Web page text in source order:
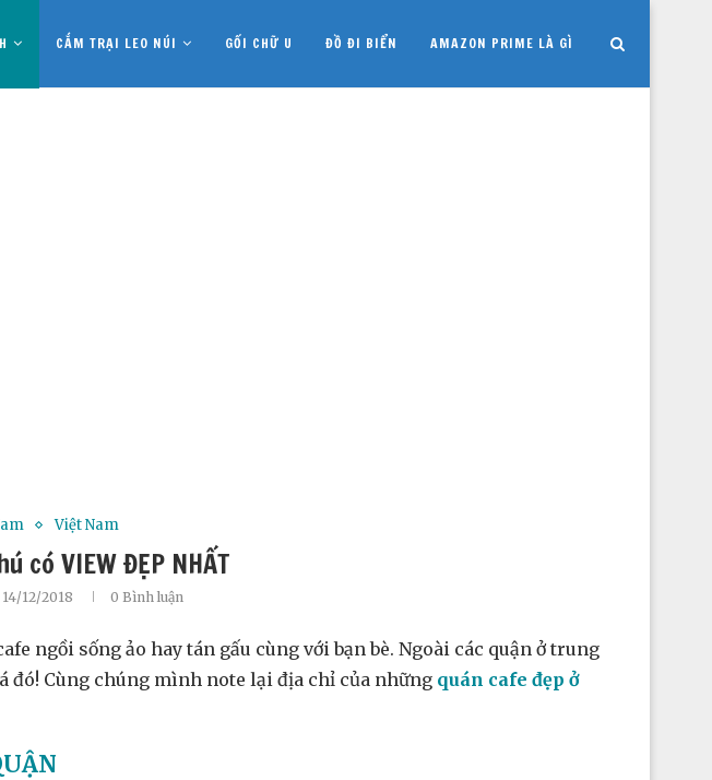
CẮM TRẠI LEO NÚI GỐI CHỮ U ĐỒ ĐI BIỂN AMAZON PRIME LÀ GÌ
Việt Nam
có VIEW ĐẸP NHẤT
14/12/2018 0 Bình luận
ngồi sống ảo hay tán gấu cùng với bạn bè. Ngoài các quận ở trung
đó! Cùng chúng mình note lại địa chỉ của những quán cafe đẹp ở